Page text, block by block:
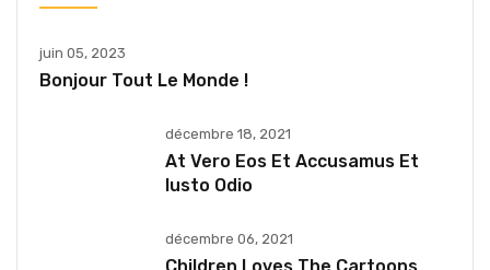
juin 05, 2023
Bonjour Tout Le Monde !
décembre 18, 2021
At Vero Eos Et Accusamus Et
Iusto Odio
décembre 06, 2021